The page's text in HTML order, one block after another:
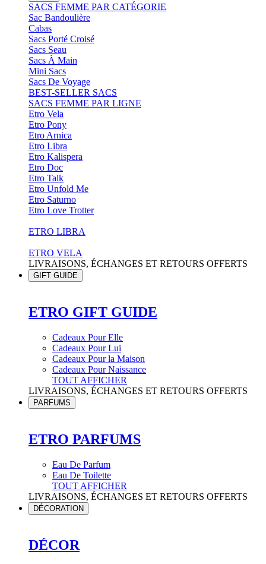
SACS FEMME PAR CATÉGORIE
Sac Bandoulière
Cabas
Sacs Porté Croisé
Sacs Seau
Sacs À Main
Mini Sacs
Sacs De Voyage
BEST-SELLER SACS
SACS FEMME PAR LIGNE
Etro Vela
Etro Pony
Etro Arnica
Etro Libra
Etro Kalispera
Etro Doc
Etro Talk
Etro Unfold Me
Etro Saturno
Etro Love Trotter
ETRO LIBRA
ETRO VELA
LIVRAISONS, ÉCHANGES ET RETOURS OFFERTS
GIFT GUIDE
ETRO GIFT GUIDE
Cadeaux Pour Elle
Cadeaux Pour Lui
Cadeaux Pour la Maison
Cadeaux Pour Naissance
TOUT AFFICHER
LIVRAISONS, ÉCHANGES ET RETOURS OFFERTS
PARFUMS
ETRO PARFUMS
Eau De Parfum
Eau De Toilette
TOUT AFFICHER
LIVRAISONS, ÉCHANGES ET RETOURS OFFERTS
DÉCORATION
DÉCOR